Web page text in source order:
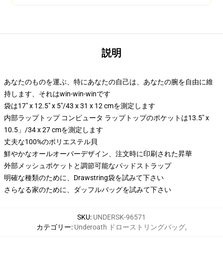
説明
あなたのものを運ぶ、特にあなたの自己は、あなたの腕を自由に維
持します、それはwin-win-winです
袋は17" x 12.5" x 5"/43 x 31 x 12 cmを測定します
内部ラップトップ コンピュータ ラップトップのポケットは13.5" x
10.5」/34 x 27 cmを測定します
丈夫な100%のポリエステル貝
鮮やかなオールオーバーデザイン、注文時に印刷された昇華
外部メッシュポケットと調節可能なパッドストラップ
明確な種類のために、Drawstring袋を試みて下さい
さらなる家のために、ダッフルバッグを試みて下さい
SKU: UNDERSK-96571
カテゴリー: Underoath ドローストリングバッグ,